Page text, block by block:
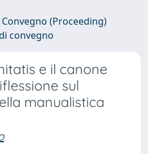
(Proceeding)
convegno
e il canone
sul
manualistica